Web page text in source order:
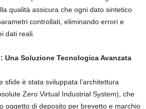
qualità assicura che ogni dato sintetico
controllati, eliminando errori e
dati reali.
Una Soluzione Tecnologica Avanzata
sfide è stata sviluppata l’architettura
Zero Virtual Industrial System), che
oggetto di deposito per brevetto e marchio